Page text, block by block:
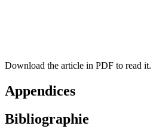
Download the article in PDF to read it.
Appendices
Bibliographie